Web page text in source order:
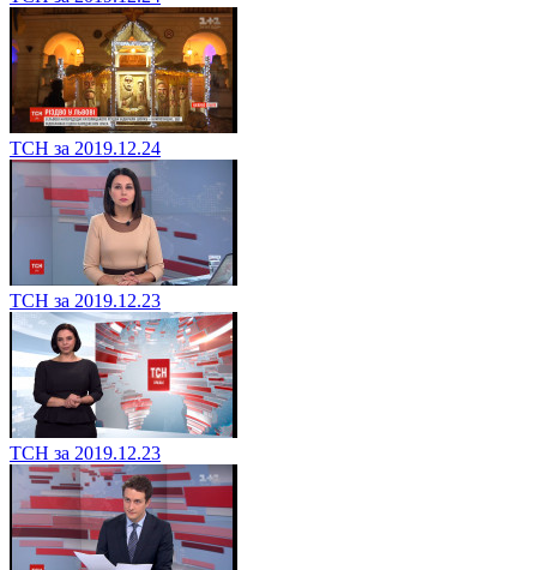
ТСН за 2019.12.24
ТСН за 2019.12.23
ТСН за 2019.12.23